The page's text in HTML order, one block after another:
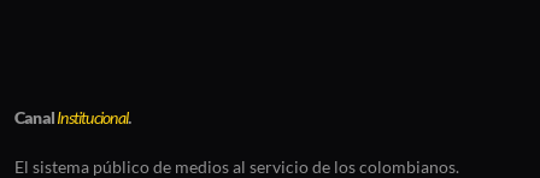
CanalInstitucional.
El sistema público de medios al servicio de los colombianos.